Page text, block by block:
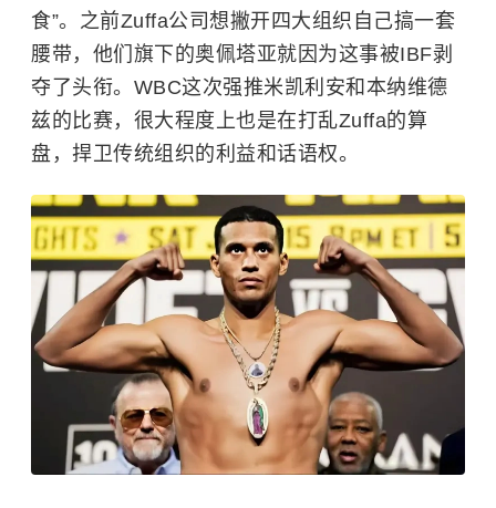
食”。之前Zuffa公司想撇开四大组织自己搞一套
腰带，他们旗下的奥佩塔亚就因为这事被IBF剥
夺了头衔。WBC这次强推米凯利安和本纳维德
兹的比赛，很大程度上也是在打乱Zuffa的算
盘，捍卫传统组织的利益和话语权。